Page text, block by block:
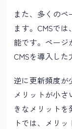
また、多くのペ
ます。CMSで
能です。ページ
CMSを導入した
逆に更新頻度が
メリットが小さ
きなメリットを
トでは、メリッ